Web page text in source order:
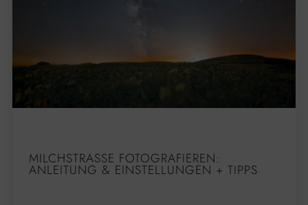
MILCHSTRASSE FOTOGRAFIEREN: A
NLEITUNG & EINSTELLUNGEN + TIPPS